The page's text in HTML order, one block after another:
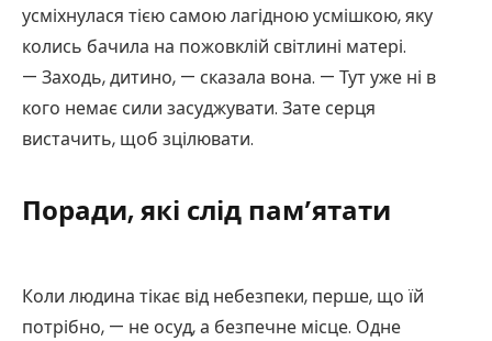
усміхнулася тією самою лагідною усмішкою, яку
колись бачила на пожовклій світлині матері.
— Заходь, дитино, — сказала вона. — Тут уже ні в
кого немає сили засуджувати. Зате серця
вистачить, щоб зцілювати.
Поради, які слід пам’ятати
Коли людина тікає від небезпеки, перше, що їй
потрібно, — не осуд, а безпечне місце. Одне